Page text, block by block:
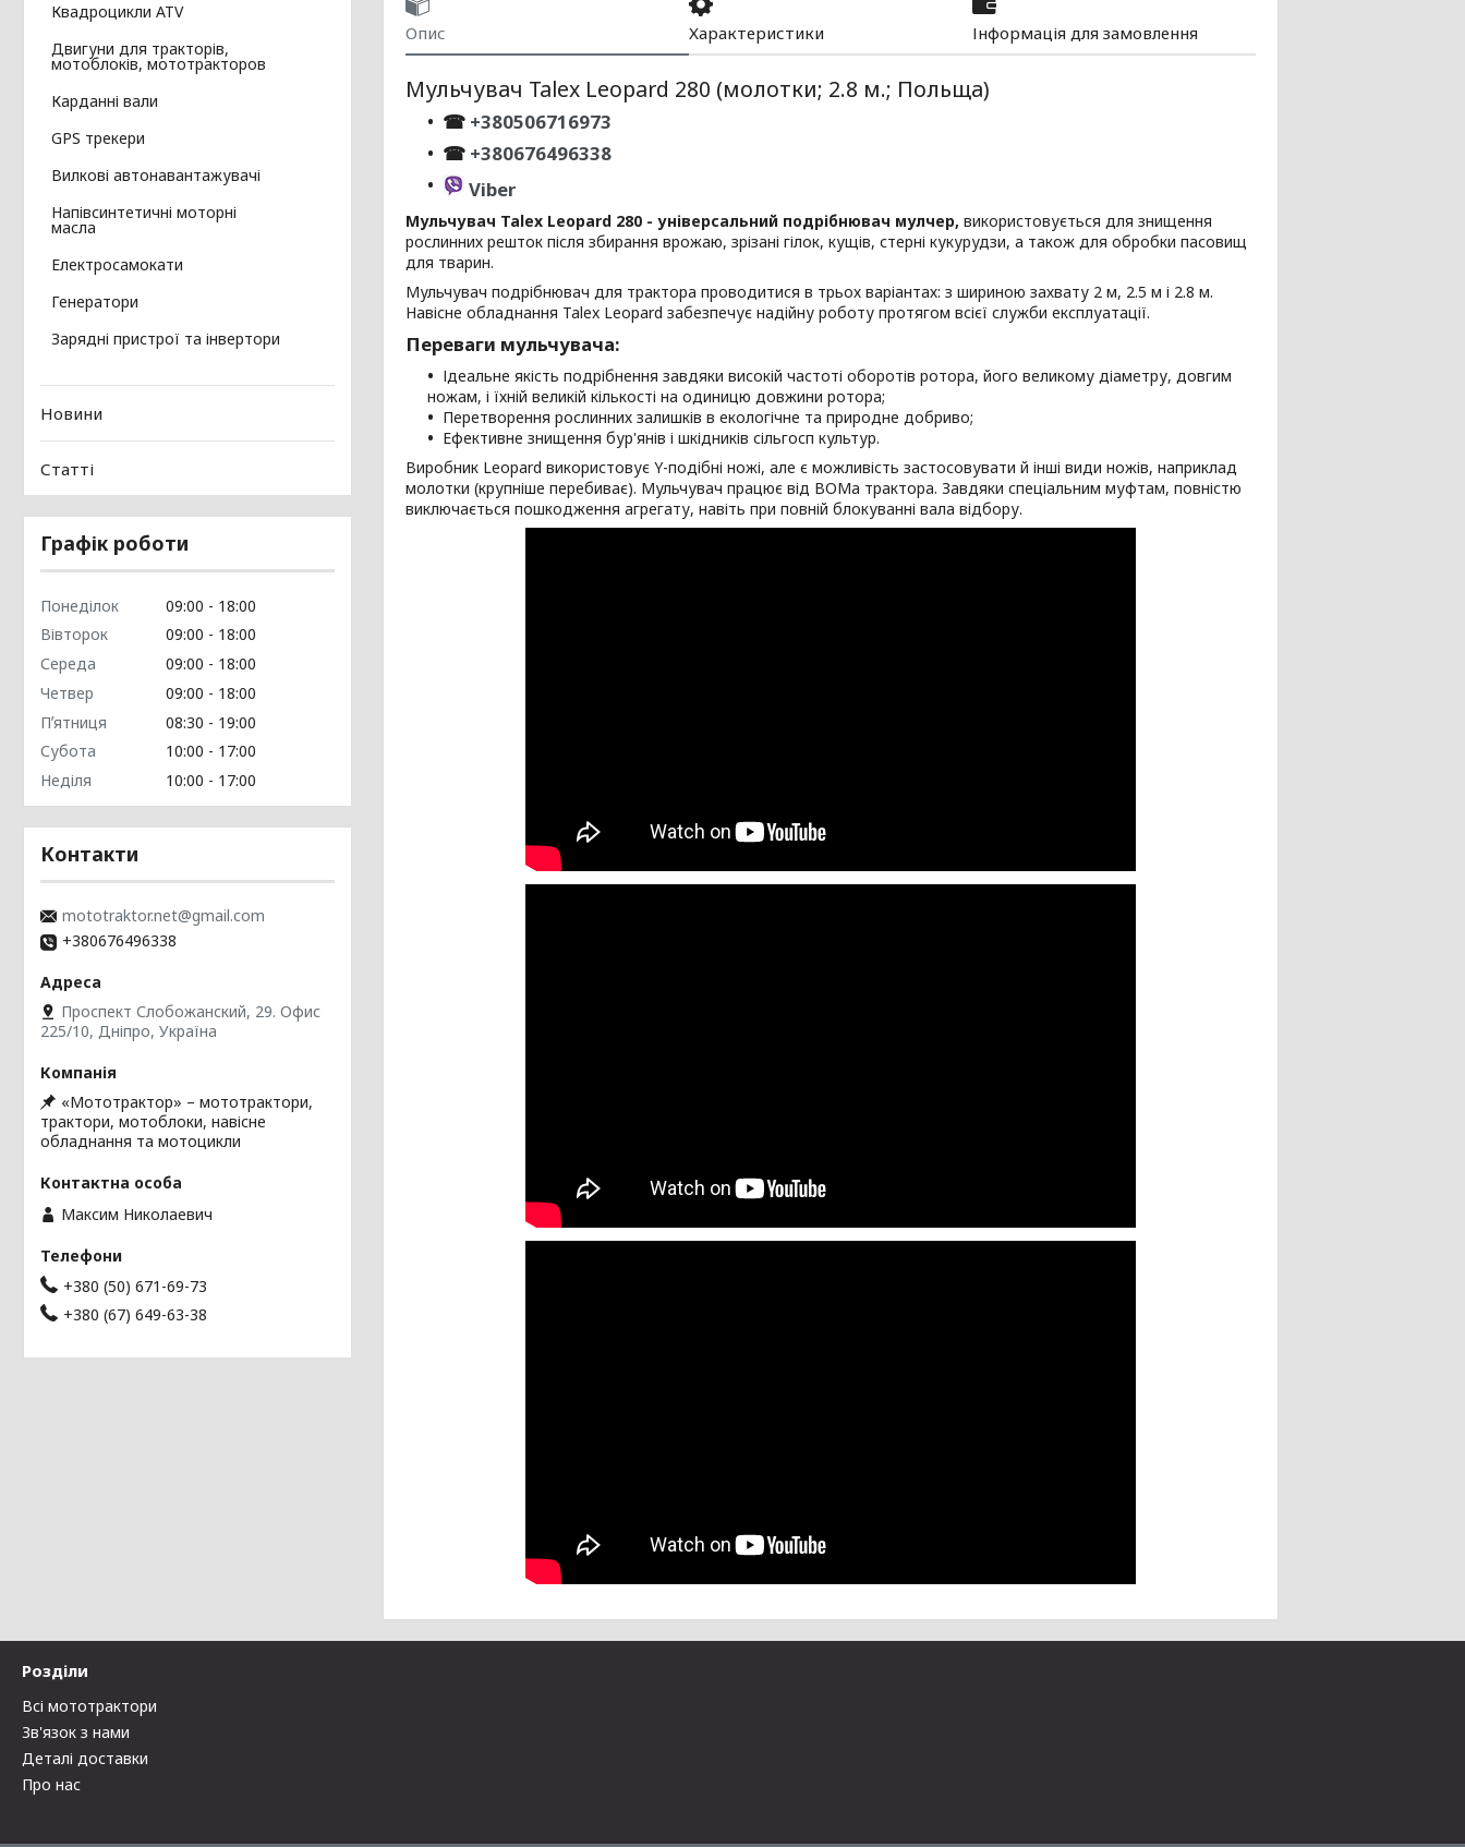
Опис Характеристики Інформація для замовлення
Мульчувач Talex Leopard 280 (молотки; 2.8 м.; Польща)
☎ +380506716973
☎ +380676496338
Viber
Мульчувач Talex Leopard 280 - універсальний подрібнювач мулчер, використовується для знищення
рослинних решток після збирання врожаю, зрізані гілок, кущів, стерні кукурудзи, а також для обробки пасовищ
для тварин.
Мульчувач подрібнювач для трактора проводитися в трьох варіантах: з шириною захвату 2 м, 2.5 м і 2.8 м.
Навісне обладнання Talex Leopard забезпечує надійну роботу протягом всієї служби експлуатації.
Переваги мульчувача:
Ідеальне якість подрібнення завдяки високій частоті оборотів ротора, його великому діаметру, довгим
ножам, і їхній великій кількості на одиницю довжини ротора;
Перетворення рослинних залишків в екологічне та природне добриво;
Ефективне знищення бур'янів і шкідників сільгосп культур.
Виробник Leopard використовує Y-подібні ножі, але є можливість застосовувати й інші види ножів, наприклад
молотки (крупніше перебиває). Мульчувач працює від ВОМа трактора. Завдяки спеціальним муфтам, повністю
виключається пошкодження агрегату, навіть при повній блокуванні вала відбору.
Квадроцикли ATV
Двигуни для тракторів,
мотоблоків, мототракторов
Карданні вали
GPS трекери
Вилкові автонавантажувачі
Напівсинтетичні моторні
масла
Електросамокати
Генератори
Зарядні пристрої та інвертори
Новини
Статті
Графік роботи
Понеділок 09:00
18:00
Вівторок
09:00
18:00
Середа
09:00
18:00
Четвер
09:00
18:00
Пʼятниця
08:30
19:00
Субота
10:00
17:00
Неділя
10:00 17:00
Контакти
mototraktor.net@gmail.com
+380676496338
Проспект Слобожанский, 29. Офис
225/10, Дніпро, Україна
«Мототрактор» – мототрактори,
трактори, мотоблоки, навісне
обладнання та мотоцикли
Максим Николаевич
+380 (50) 671-69-73
+380 (67) 649-63-38
Розділи
Всі мототрактори
Зв'язок з нами
Деталі доставки
Про нас